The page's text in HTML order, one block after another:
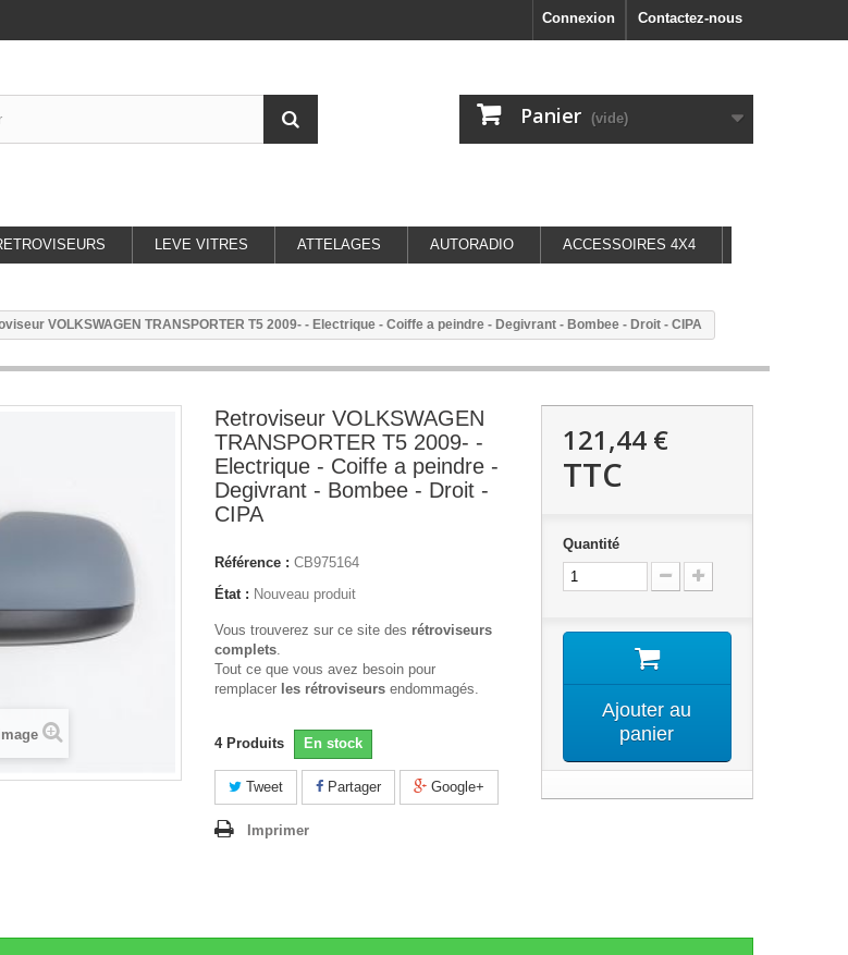
Contactez-nous
Connexion
Panier (vide)
LEVE VITRES ATTELAGES AUTORADIO ACCESSOIRES 4X4
VOLKSWAGEN TRANSPORTER T5 2009- - Electrique - Coiffe a peindre - Degivrant - Bombee - Droit - CIPA
Retroviseur VOLKSWAGEN
TRANSPORTER T5 2009- -
Electrique - Coiffe a peindre -
Degivrant - Bombee - Droit -
CIPA
Référence : CB975164
État : Nouveau produit
Vous trouverez sur ce site des rétroviseurs
complets.
Tout ce que vous avez besoin pour
remplacer les rétroviseurs endommagés.
4 Produits En stock
Tweet Partager Google+
Imprimer
121,44 €
TTC
Quantité
Ajouter au
panier